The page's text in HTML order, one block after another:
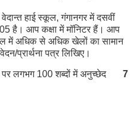
हाई स्कूल, गंगानगर में दसवीं
है। आप कक्षा में मॉनिटर हैं। आप
में अधिक से अधिक खेलों का सामान
प्रार्थना पत्र लिखिए।
लगभग 100 शब्दों में अनुच्छेद
7